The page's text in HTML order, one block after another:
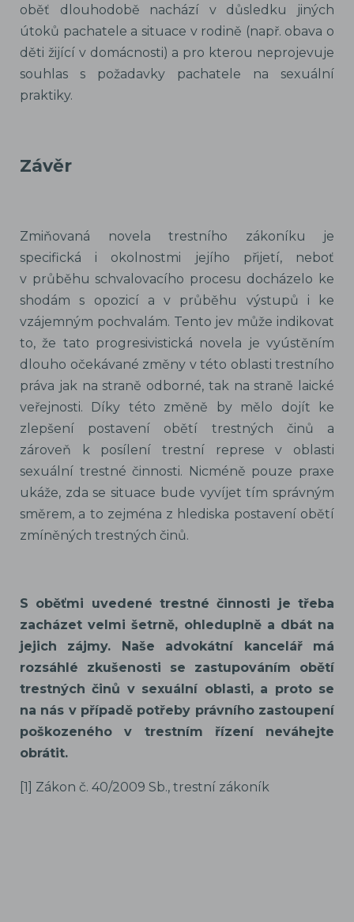
oběť dlouhodobě nachází v důsledku jiných
útoků pachatele a situace v rodině (např. obava o
děti žijící v domácnosti) a pro kterou neprojevuje
souhlas s požadavky pachatele na sexuální
praktiky.
Závěr
Zmiňovaná novela trestního zákoníku je
specifická i okolnostmi jejího přijetí, neboť
v průběhu schvalovacího procesu docházelo ke
shodám s opozicí a v průběhu výstupů i ke
vzájemným pochvalám. Tento jev může indikovat
to, že tato progresivistická novela je vyústěním
dlouho očekávané změny v této oblasti trestního
práva jak na straně odborné, tak na straně laické
veřejnosti. Díky této změně by mělo dojít ke
zlepšení postavení obětí trestných činů a
zároveň k posílení trestní represe v oblasti
sexuální trestné činnosti. Nicméně pouze praxe
ukáže, zda se situace bude vyvíjet tím správným
směrem, a to zejména z hlediska postavení obětí
zmíněných trestných činů.
S oběťmi uvedené trestné činnosti je třeba
zacházet velmi šetrně, ohleduplně a dbát na
jejich zájmy. Naše advokátní kancelář má
rozsáhlé zkušenosti se zastupováním obětí
trestných činů v sexuální oblasti, a proto se
na nás v případě potřeby právního zastoupení
poškozeného v trestním řízení neváhejte
obrátit.
[1] Zákon č. 40/2009 Sb., trestní zákoník